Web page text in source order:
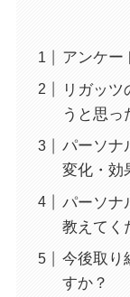
アンケー
リガッツ
うと思っ
パーソナ
変化・効
パーソナ
教えてく
今後取り
すか？